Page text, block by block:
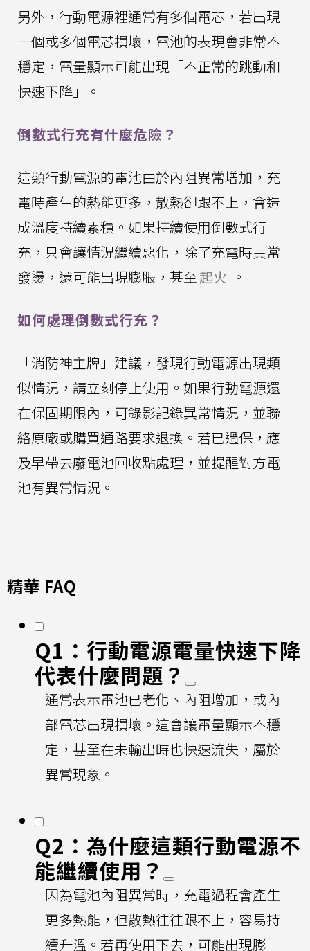
另外，行動電源裡通常有多個電芯，若出現
一個或多個電芯損壞，電池的表現會非常不
穩定，電量顯示可能出現「不正常的跳動和
快速下降」。
倒數式行充有什麼危險？
這類行動電源的電池由於內阻異常增加，充
電時產生的熱能更多，散熱卻跟不上，會造
成溫度持續累積。如果持續使用倒數式行
充，只會讓情況繼續惡化，除了充電時異常
發燙，還可能出現膨脹，甚至起火 。
如何處理倒數式行充？
「消防神主牌」建議，發現行動電源出現類
似情況，請立刻停止使用。如果行動電源還
在保固期限內，可錄影記錄異常情況，並聯
絡原廠或購買通路要求退換。若已過保，應
及早帶去廢電池回收點處理，並提醒對方電
池有異常情況。
精華 FAQ
Q1：行動電源電量快速下降
代表什麼問題？
通常表示電池已老化、內阻增加，或內
部電芯出現損壞。這會讓電量顯示不穩
定，甚至在未輸出時也快速流失，屬於
異常現象。
Q2：為什麼這類行動電源不
能繼續使用？
因為電池內阻異常時，充電過程會產生
更多熱能，但散熱往往跟不上，容易持
續升溫。若再使用下去，可能出現膨